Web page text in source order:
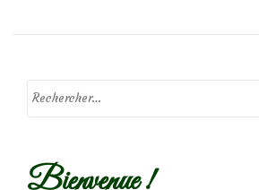
Bienvenue !